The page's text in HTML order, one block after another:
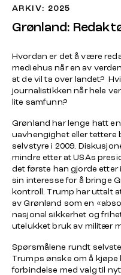
ARKIV: 2025
Grønland:
Hvordan er det å være
mediehus når en av
at de vil ta over landet?
journalistikken når hele
lite samfunn?
Grønland har lenge hatt
uavhengighet eller tettere
selvstyre i 2009.
mindre etter at USAs
det første han gjorde etter
sin interesse for å bringe
kontroll. Trump har uttalt
av Grønland som en
nasjonal sikkerhet og
utelukket bruk av militær
Spørsmålene rundt
Trumps ønske om å
forbindelse med valg til